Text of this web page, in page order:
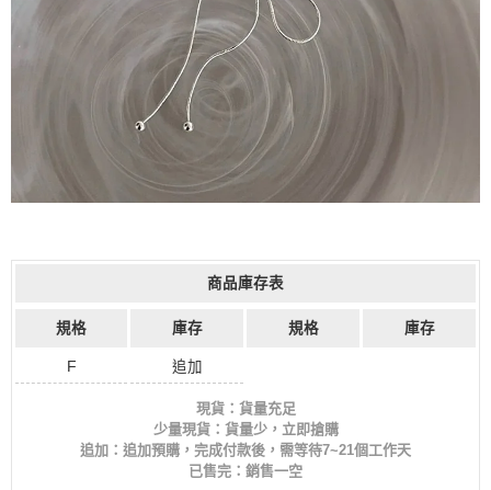
商品庫存表
規格 庫存 規格 庫存
F 追加
現貨：貨量充足
少量現貨：貨量少，立即搶購
追加：追加預購，完成付款後，需等待7~21個工作天
已售完：銷售一空